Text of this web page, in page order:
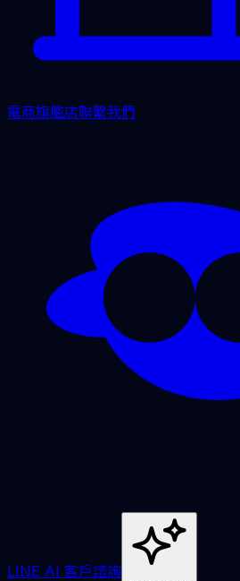
電商旗艦店聯繫我們
LINE AI 客戶諮詢